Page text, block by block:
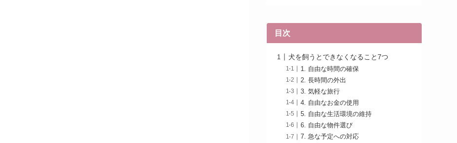
目次
犬を飼うとできなくなること7つ
1. ​​​​​​​​​​自由な時間の確保
2. 長時間の外出
3. 気軽な旅行
4. 自由なお金の使用
5. 自由な生活環境の維持
6. 自由な物件選び
7. 急な予定への対応